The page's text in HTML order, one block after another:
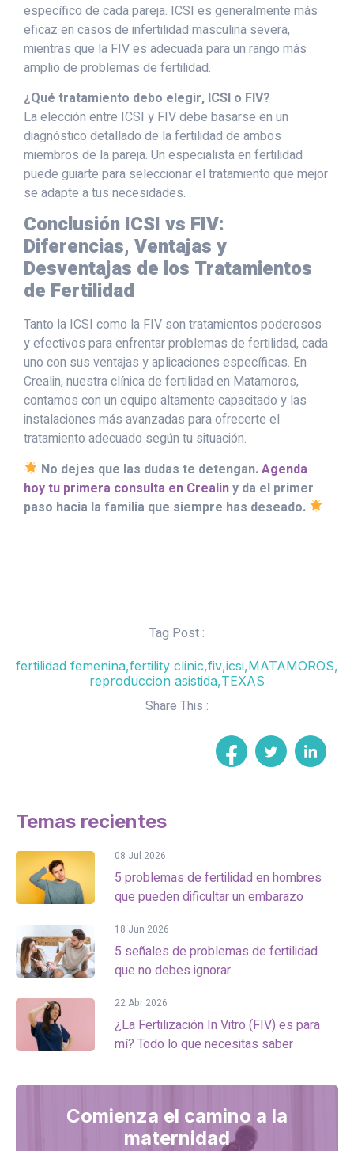
específico de cada pareja. ICSI es generalmente más
eficaz en casos de infertilidad masculina severa,
mientras que la FIV es adecuada para un rango más
amplio de problemas de fertilidad.
¿Qué tratamiento debo elegir, ICSI o FIV?
La elección entre ICSI y FIV debe basarse en un
diagnóstico detallado de la fertilidad de ambos
miembros de la pareja. Un especialista en fertilidad
puede guiarte para seleccionar el tratamiento que mejor
se adapte a tus necesidades.
Conclusión ICSI vs FIV:
Diferencias, Ventajas y
Desventajas de los Tratamientos
de Fertilidad
Tanto la ICSI como la FIV son tratamientos poderosos
y efectivos para enfrentar problemas de fertilidad, cada
uno con sus ventajas y aplicaciones específicas. En
Crealin, nuestra clínica de fertilidad en Matamoros,
contamos con un equipo altamente capacitado y las
instalaciones más avanzadas para ofrecerte el
tratamiento adecuado según tu situación.
No dejes que las dudas te detengan.Agenda
hoy tu primera consulta en Crealiny da el primer
paso hacia la familia que siempre has deseado.
Tag Post :
fertilidad femenina,fertility clinic,fiv,icsi,MATAMOROS,
reproduccion asistida,TEXAS
Share This :
Temas recientes
08 Jul 2026
5 problemas de fertilidad en hombres
que pueden dificultar un embarazo
18 Jun 2026
5 señales de problemas de fertilidad
que no debes ignorar
22 Abr 2026
¿La Fertilización In Vitro (FIV) es para
mí? Todo lo que necesitas saber
Comienza el camino a la
maternidad